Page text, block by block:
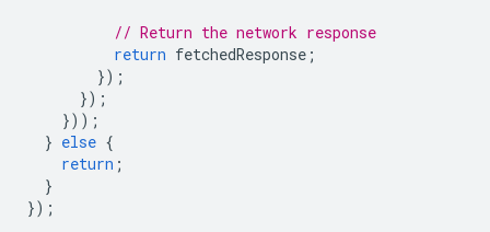
// Return the network response
return fetchedResponse ;
});
});
}));
} else {
return ;
}
});